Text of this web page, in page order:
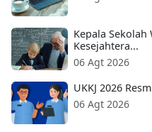
Kepala Sekolah
Kesejahtera...
06 Agt 2026
UKKJ 2026
06 Agt 2026